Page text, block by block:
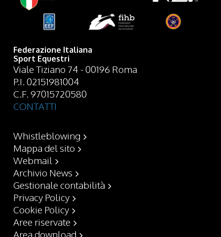
Federazione Italiana
Sport Equestri
Viale Tiziano 74 - 00196 Roma
P.I. 02151981004
C.F. 97015720580
CONTATTI
Whistleblowing
Mappa del sito
Webmail
Archivio News
Gestionale contabilità
Privacy Policy
Cookie Policy
Aree riservate
Area download